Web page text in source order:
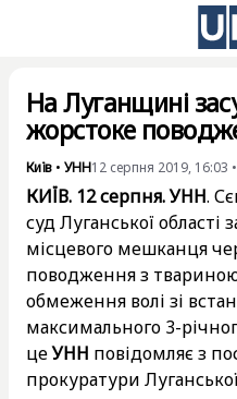
На Луганщині
жорстоке
Київ • УНН12 серпня 2019, 16:03 •
КИЇВ. 12 серпня. УНН.
суд Луганської області
місцевого мешканця
поводження з
обмеження волі зі
максимального 3-
цеУНН повідомляє з
прокуратури